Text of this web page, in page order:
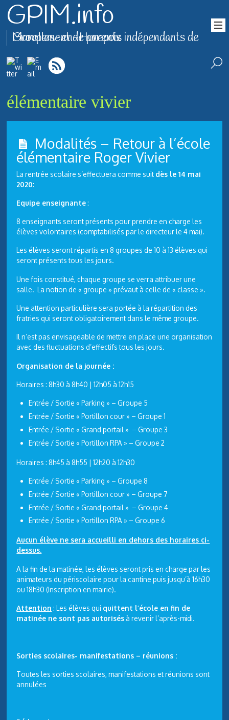
GPIM.info
Groupement de parents indépendants de Marolles-en-Hurepoix
élémentaire vivier
Modalités – Retour à l’école
élémentaire Roger Vivier
La rentrée scolaire s’effectuera comme suit dès le 14 mai
2020:
Equipe enseignante:
8 enseignants seront présents pour prendre en charge les
élèves volontaires (comptabilisés par le directeur le 4 mai).
Les élèves seront répartis en 8 groupes de 10 à 13 élèves qui
seront présents tous les jours.
Une fois constitué, chaque groupe se verra attribuer une
salle. La notion de « groupe » prévaut à celle de « classe ».
Une attention particulière sera portée à la répartition des
fratries qui seront obligatoirement dans le même groupe.
Il n’est pas envisageable de mettre en place une organisation
avec des fluctuations d’effectifs tous les jours.
Organisation de la journée :
Horaires : 8h30 à 8h40 | 12h05 à 12h15
Entrée / Sortie « Parking » – Groupe 5
Entrée / Sortie « Portillon cour » – Groupe 1
Entrée / Sortie « Grand portail » – Groupe 3
Entrée / Sortie « Portillon RPA » – Groupe 2
Horaires : 8h45 à 8h55 | 12h20 à 12h30
Entrée / Sortie « Parking » – Groupe 8
Entrée / Sortie « Portillon cour » – Groupe 7
Entrée / Sortie « Grand portail » – Groupe 4
Entrée / Sortie « Portillon RPA » – Groupe 6
Aucun élève ne sera accueilli en dehors des horaires ci-
dessus.
A la fin de la matinée, les élèves seront pris en charge par les
animateurs du périscolaire pour la cantine puis jusqu’à 16h30
ou 18h30 (Inscription en mairie).
Attention : Les élèves qui quittent l’école en fin de
matinée ne sont pas autorisés à revenir l’après-midi.
Sorties scolaires- manifestations – réunions :
Toutes les sorties scolaires, manifestations et réunions sont
annulées